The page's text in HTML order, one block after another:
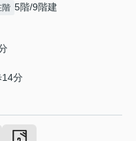
階 5階/9階建
14分